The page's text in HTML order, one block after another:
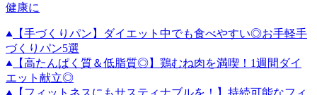
健康に
【手づくりパン】ダイエット中でも食べやすい◎お手軽手
づくりパン5選
【高たんぱく質＆低脂質◎】鶏むね肉を満喫！1週間ダイ
エット献立◎